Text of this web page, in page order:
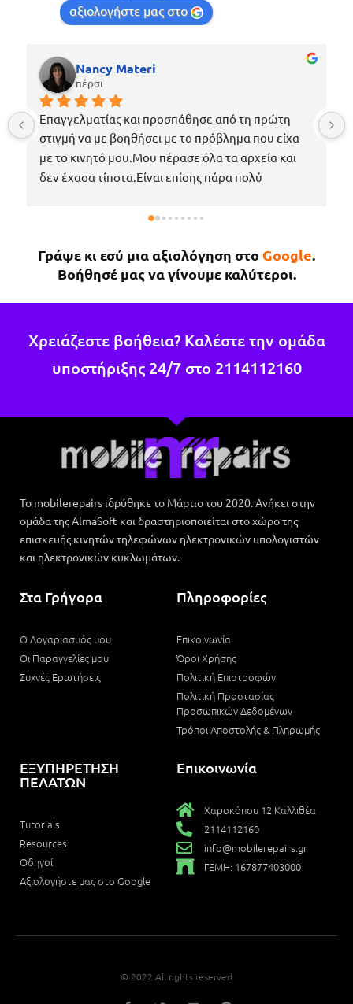
αξιολογήστε μας στο
Nancy Materi
πέρσι
Επαγγελματίας και προσπάθησε από τη πρώτη
στιγμή να με βοηθήσει με το πρόβλημα που είχα
με το κινητό μου.Μου πέρασε όλα τα αρχεία και
δεν έχασα τίποτα.Είναι επίσης πάρα πολύ
να πάρω το κινητό μου το νωρίτερο δυνατόν
κάτι άλλο θα επιστρέψω σίγουρα.
Γράψε κι εσύ μια αξιολόγηση στο Google.
Βοήθησέ μας να γίνουμε καλύτεροι.
Χρειάζεστε βοήθεια? Καλέστε την ομάδα
υποστήριξης 24/7 στο 2114112160
Το mobilerepairs ιδρύθηκε το Μάρτιο του 2020. Ανήκει στην
ομάδα της AlmaSoft και δραστηριοποιείται στο χώρο της
επισκευής κινητών τηλεφώνων ηλεκτρονικών υπολογιστών
και ηλεκτρονικών κυκλωμάτων.
Στα Γρήγορα
Ο Λογαριασμός μου
Οι Παραγγελίες μου
Συχνές Ερωτήσεις
Πληροφορίες
Επικοινωνία
Όροι Χρήσης
Πολιτική Επιστροφών
Πολιτική Προστασίας
Προσωπικών Δεδομένων
Τρόποι Αποστολής & Πληρωμής
ΕΞΥΠΗΡΕΤΗΣΗ
ΠΕΛΑΤΩΝ
Tutorials
Resources
Οδηγοί
Αξιολογήστε μας στο Google
Επικοινωνία
Χαροκόπου 12 Καλλιθέα
2114112160
info@mobilerepairs.gr
ΓΕΜΗ: 167877403000
© 2022 All rights reserved